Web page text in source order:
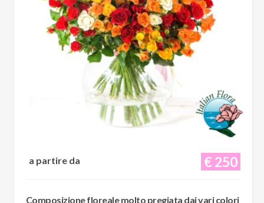
€ 250
a partire da
Composizione floreale molto pregiata dai vari colori